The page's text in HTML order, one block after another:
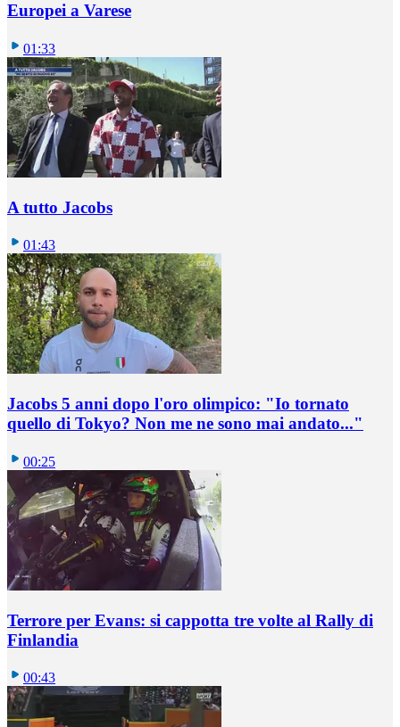
Europei a Varese
01:33
A tutto Jacobs
01:43
Jacobs 5 anni dopo l'oro olimpico: "Io tornato
quello di Tokyo? Non me ne sono mai andato..."
00:25
Terrore per Evans: si cappotta tre volte al Rally di
Finlandia
00:43